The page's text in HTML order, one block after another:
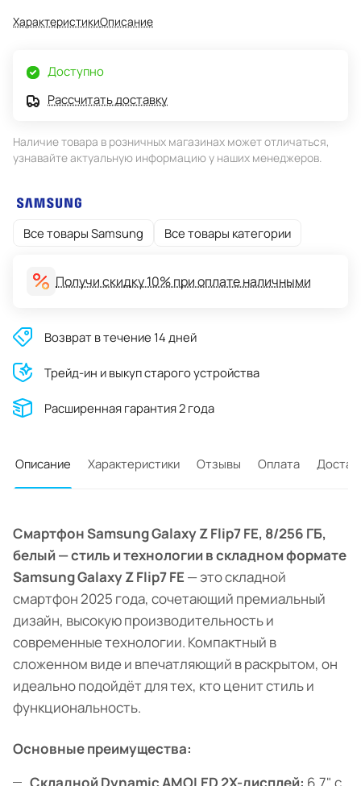
ХарактеристикиОписание
Доступно
Рассчитать доставку
Наличие товара в розничных магазинах может отличаться,
узнавайте актуальную информацию у наших менеджеров.
Все товары Samsung Все товары категории
Получи скидку 10% при оплате наличными
Возврат в течение 14 дней
Трейд-ин и выкуп старого устройства
Расширенная гарантия 2 года
Описание Характеристики Отзывы Оплата
Смартфон Samsung Galaxy Z Flip7 FE, 8/256 ГБ,
белый — стиль и технологии в складном формате
Samsung Galaxy Z Flip7 FE — это складной
смартфон 2025 года, сочетающий премиальный
дизайн, высокую производительность и
современные технологии. Компактный в
сложенном виде и впечатляющий в раскрытом, он
идеально подойдёт для тех, кто ценит стиль и
функциональность.
Основные преимущества: